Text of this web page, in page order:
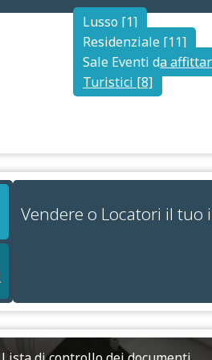
Lusso [1]
Residenziale [11]
Sale Eventi da
Turistici [8]
Vendere o Locatori il tuo